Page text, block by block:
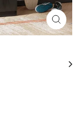
Close
(esc)